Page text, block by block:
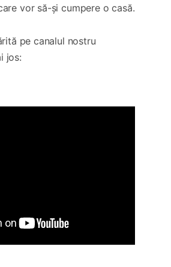
vor să-și cumpere o casă.
pe canalul nostru
jos: